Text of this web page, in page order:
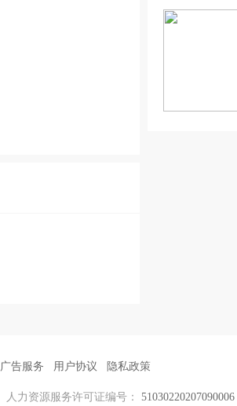
广告服务 用户协议 隐私政策
人力资源服务许可证编号： 51030220207090006